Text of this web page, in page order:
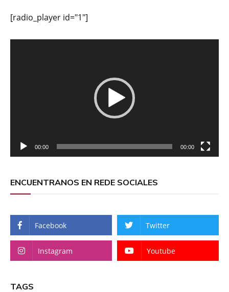
[radio_player id="1"]
00:00 00:00
ENCUENTRANOS EN REDE SOCIALES
Facebook Twitter
Instagram Youtube
TAGS